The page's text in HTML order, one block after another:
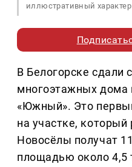
иллюстративный характер
В Белогорске сдали
многоэтажных дома
«Южный». Это
на участке,
Новосёлы получат
площадью около 4,5